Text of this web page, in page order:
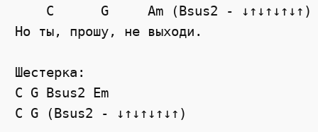
    C      G     Am (Bsus2 - ↓↑↓↑↓↑↓↑)
Но ты, прошу, не выходи.
Шестерка:
C G Bsus2 Em
C G (Bsus2 - ↓↑↓↑↓↑↓↑)